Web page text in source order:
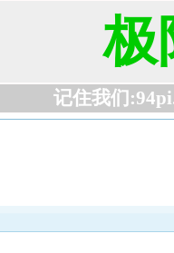
极
记住我们